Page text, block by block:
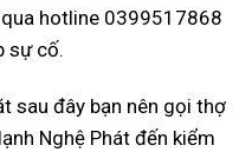
qua hotline 0399517868
sự cố.
sau đây bạn nên gọi thợ
Nghệ Phát đến kiểm